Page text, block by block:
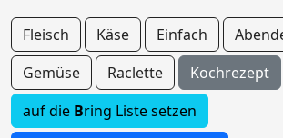
Fleisch Käse Einfach
Gemüse
Raclette
Kochrezept
auf die Bring Liste setzen